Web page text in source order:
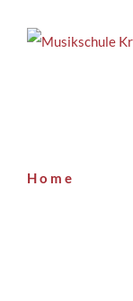
Inhalt
Home